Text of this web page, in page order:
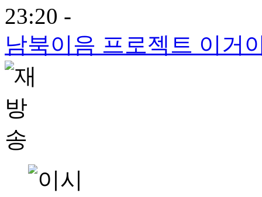
23:20 -
남북이음 프로젝트 이거